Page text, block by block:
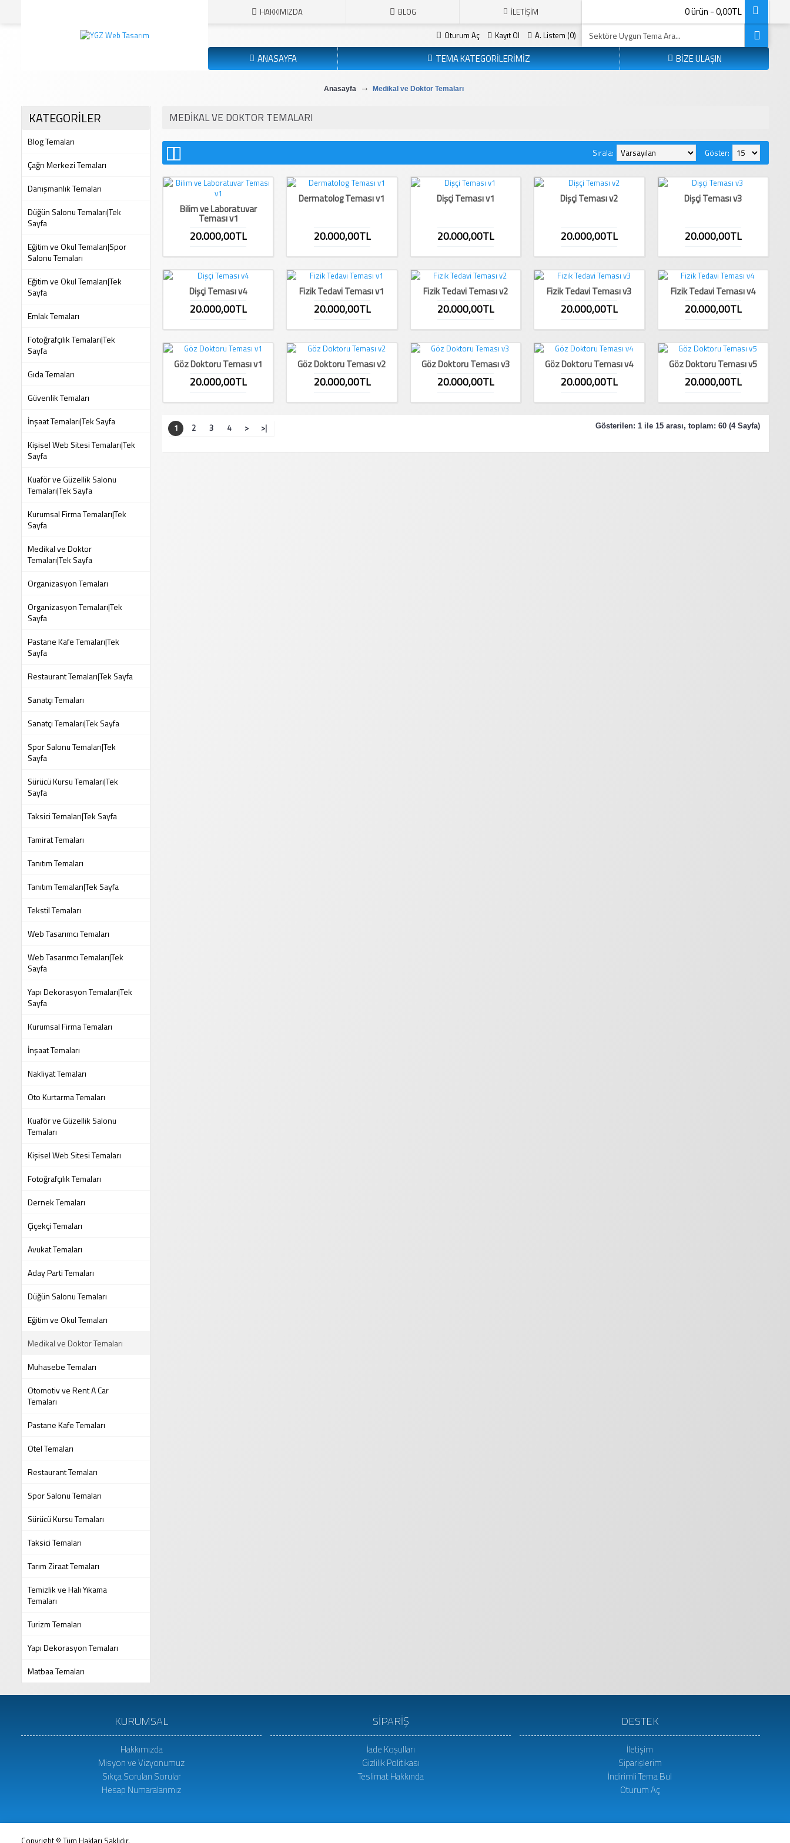
HAKKIMIZDA BLOG İLETIŞIM 0 ürün - 0,00TL
Oturum Aç Kayıt Ol A. Listem (0)
ANASAYFA TEMA KATEGORİLERİMİZ BİZE ULAŞIN
Anasayfa Medikal ve Doktor Temaları
KATEGORİLER
Blog Temaları
Çağrı Merkezi Temaları
Danışmanlık Temaları
Düğün Salonu Temaları|Tek
Sayfa
Eğitim ve Okul Temaları|Spor
Salonu Temaları
Eğitim ve Okul Temaları|Tek
Sayfa
Emlak Temaları
Fotoğrafçılık Temaları|Tek
Sayfa
Gıda Temaları
Güvenlik Temaları
İnşaat Temaları|Tek Sayfa
Kişisel Web Sitesi Temaları|Tek
Sayfa
Kuaför ve Güzellik Salonu
Temaları|Tek Sayfa
Kurumsal Firma Temaları|Tek
Sayfa
Medikal ve Doktor
Temaları|Tek Sayfa
Organizasyon Temaları
Organizasyon Temaları|Tek
Sayfa
Pastane Kafe Temaları|Tek
Sayfa
Restaurant Temaları|Tek Sayfa
Sanatçı Temaları
Sanatçı Temaları|Tek Sayfa
Spor Salonu Temaları|Tek
Sayfa
Sürücü Kursu Temaları|Tek
Sayfa
Taksici Temaları|Tek Sayfa
Tamirat Temaları
Tanıtım Temaları
Tanıtım Temaları|Tek Sayfa
Tekstil Temaları
Web Tasarımcı Temaları
Web Tasarımcı Temaları|Tek
Sayfa
Yapı Dekorasyon Temaları|Tek
Sayfa
Kurumsal Firma Temaları
İnşaat Temaları
Nakliyat Temaları
Oto Kurtarma Temaları
Kuaför ve Güzellik Salonu
Temaları
Kişisel Web Sitesi Temaları
Fotoğrafçılık Temaları
Dernek Temaları
Çiçekçi Temaları
Avukat Temaları
Aday Parti Temaları
Düğün Salonu Temaları
Eğitim ve Okul Temaları
Medikal ve Doktor Temaları
Muhasebe Temaları
Otomotiv ve Rent A Car
Temaları
Pastane Kafe Temaları
Otel Temaları
Restaurant Temaları
Spor Salonu Temaları
Sürücü Kursu Temaları
Taksici Temaları
Tarım Ziraat Temaları
Temizlik ve Halı Yıkama
Temaları
Turizm Temaları
Yapı Dekorasyon Temaları
Matbaa Temaları
MEDIKAL VE DOKTOR TEMALARI
Göster:
Sırala:
Bilim ve Laboratuvar
Teması v1
20.000,00TL
Dermatolog Teması v1
20.000,00TL
Dişçi Teması v1
20.000,00TL
Dişçi Teması v2
20.000,00TL
Dişçi Teması v3
20.000,00TL
Dişçi Teması v4
20.000,00TL
Fizik Tedavi Teması v1
20.000,00TL
Fizik Tedavi Teması v2
20.000,00TL
Fizik Tedavi Teması v3
20.000,00TL
Fizik Tedavi Teması v4
20.000,00TL
Göz Doktoru Teması v1
20.000,00TL
Göz Doktoru Teması v2
20.000,00TL
Göz Doktoru Teması v3
20.000,00TL
Göz Doktoru Teması v4
20.000,00TL
Göz Doktoru Teması v5
20.000,00TL
1 2 3 4 > >| Gösterilen: 1 ile 15 arası, toplam: 60 (4 Sayfa)
KURUMSAL
Hakkımızda
Misyon ve Vizyonumuz
Sıkça Sorulan Sorular
Hesap Numaralarımız
SİPARİŞ
İade Koşulları
Gizlilik Politikası
Teslimat Hakkında
DESTEK
İletişim
Siparişlerim
İndirimli Tema Bul
Oturum Aç
Copyright © Tüm Hakları Saklıdır.